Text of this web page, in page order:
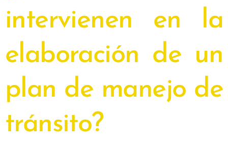
intervienen en la
elaboración de un
plan de manejo de
tránsito?